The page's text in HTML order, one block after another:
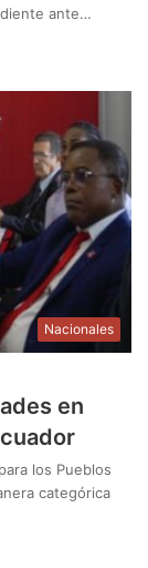
ante…
Nacionales
en
los Pueblos
categórica